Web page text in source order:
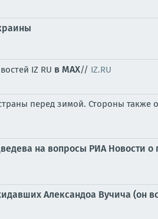
IZ RU в MAX// IZ.RU
перед зимой. Стороны также
на вопросы РИА Новости о
Александоа Вучича (он